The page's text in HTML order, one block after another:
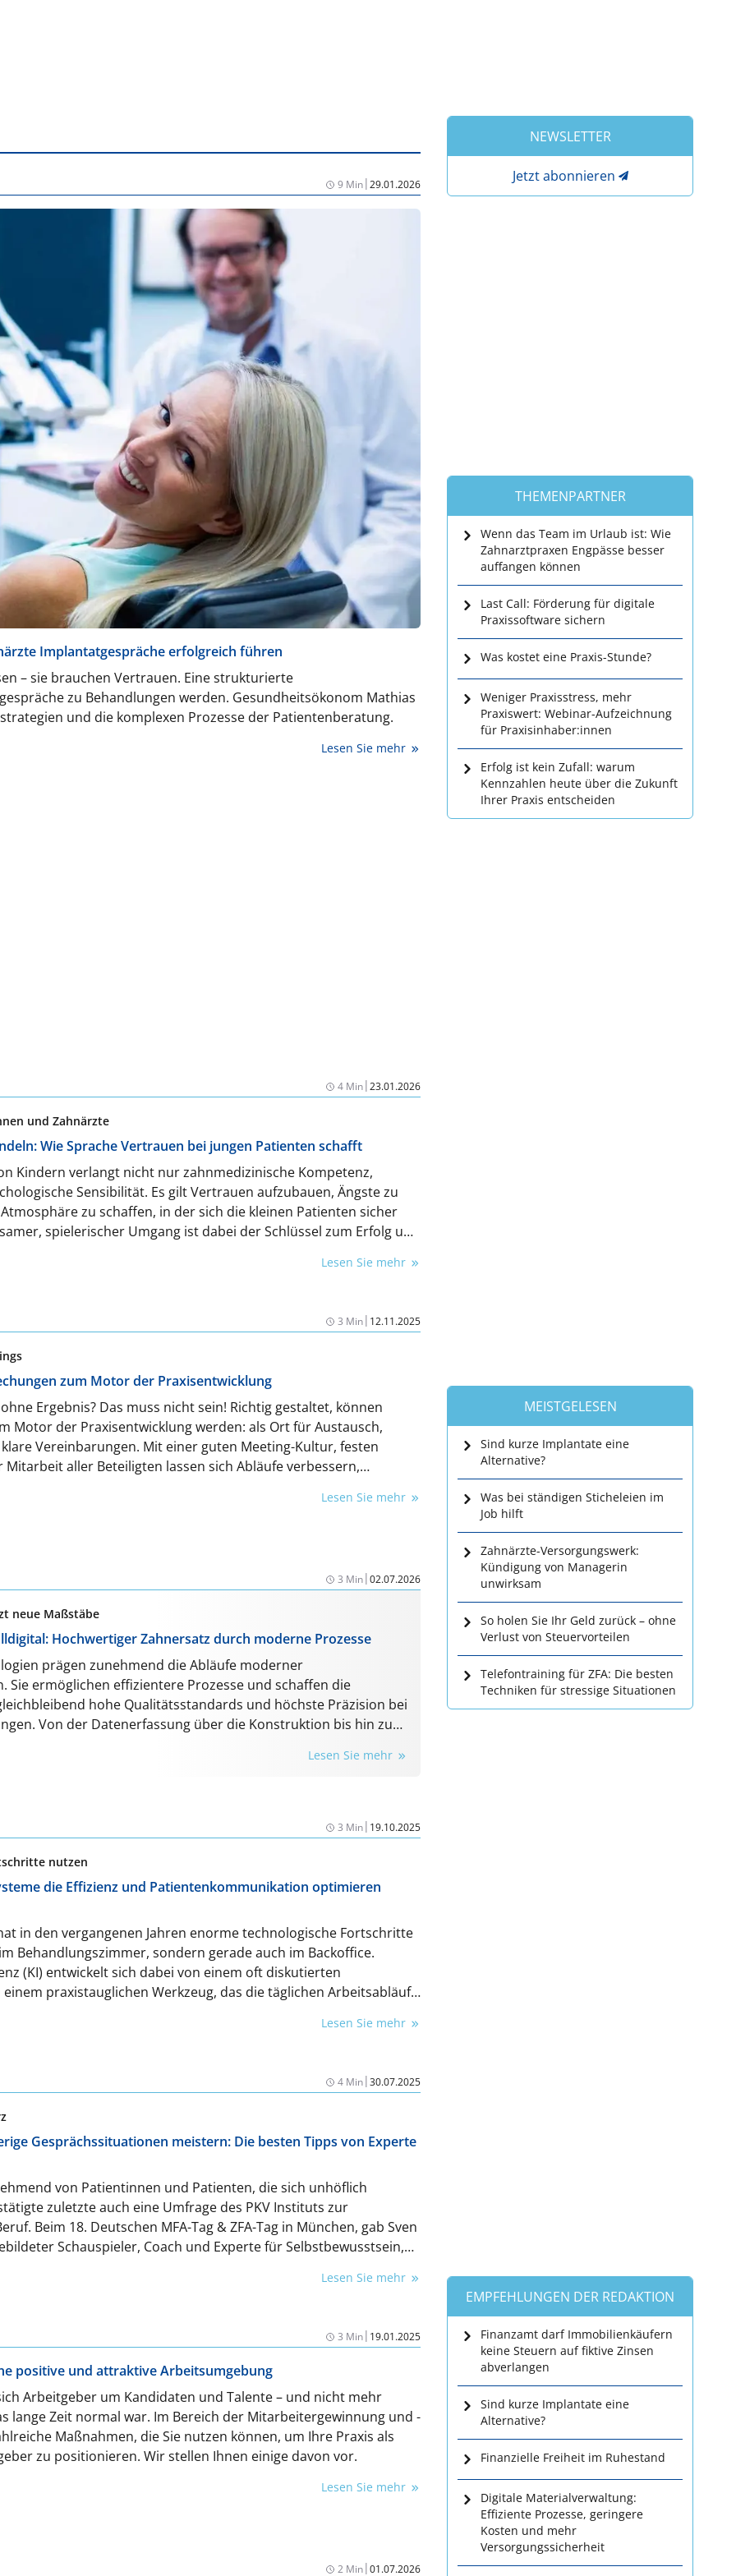
9 Min|29.01.2026
Implantatgespräche erfolgreich führen
– sie brauchen Vertrauen. Eine strukturierte
zu Behandlungen werden. Gesundheitsökonom Mathias
und die komplexen Prozesse der Patientenberatung.
Lesen Sie mehr
4 Min|23.01.2026
und Zahnärzte
Wie Sprache Vertrauen bei jungen Patienten schafft
Kindern verlangt nicht nur zahnmedizinische Kompetenz,
Sensibilität. Es gilt Vertrauen aufzubauen, Ängste zu
zu schaffen, in der sich die kleinen Patienten sicher
spielerischer Umgang ist dabei der Schlüssel zum Erfolg und
Lesen Sie mehr
3 Min| 12.11.2025
zum Motor der Praxisentwicklung
Ergebnis? Das muss nicht sein! Richtig gestaltet, können
Motor der Praxisentwicklung werden: als Ort für Austausch,
Vereinbarungen. Mit einer guten Meeting-Kultur, festen
Mitarbeit aller Beteiligten lassen sich Abläufe verbessern,
Lesen Sie mehr
3 Min|02.07.2026
neue Maßstäbe
Hochwertiger Zahnersatz durch moderne Prozesse
prägen zunehmend die Abläufe moderner
Sie ermöglichen effizientere Prozesse und schaffen die
hohe Qualitätsstandards und höchste Präzision bei
Von der Datenerfassung über die Konstruktion bis hin zur
Partner künftig vollständig digital kommuniziert,
Ökosystem, das präzise, reproduzierbare und skalierbare
und modern umsetzt.
Lesen Sie mehr
3 Min| 19.10.2025
nutzen
die Effizienz und Patienten­kommunikation optimieren
in den vergangenen Jahren enorme technologische Fortschritte
Behandlungszimmer, sondern gerade auch im Backoffice.
(KI) entwickelt sich dabei von einem oft diskutierten
praxistauglichen Werkzeug, das die täglichen Arbeitsabläufe
spürbare Entlastung bringen kann. Doch welche KI-Funktionalitäten
Lesen Sie mehr
4 Min|30.07.2025
Gesprächssituationen meistern: Die besten Tipps von Experte
von Patientinnen und Patienten, die sich unhöflich
zuletzte auch eine Umfrage des PKV Instituts zur
Beim 18. Deutschen MFA-Tag & ZFA-Tag in München, gab Sven
Schauspieler, Coach und Experte für Selbstbewusstsein,
und die eigene Schlagfertigkeit im Praxisalltag trainieren
Lesen Sie mehr
3 Min| 19.01.2025
positive und attraktive Arbeitsumgebung
Arbeitgeber um Kandidaten und Talente – und nicht mehr
lange Zeit normal war. Im Bereich der Mitarbeitergewinnung und -
Maßnahmen, die Sie nutzen können, um Ihre Praxis als
zu positionieren. Wir stellen Ihnen einige davon vor.
Lesen Sie mehr
2 Min|01.07.2026
NEWSLETTER
Jetzt abonnieren
THEMENPARTNER
Wenn das Team im Urlaub ist: Wie
Zahnarztpraxen Engpässe besser
auffangen können
Last Call: Förderung für digitale
Praxissoftware sichern
Was kostet eine Praxis-Stunde?
Weniger Praxisstress, mehr
Praxiswert: Webinar-Aufzeichnung
für Praxisinhaber:innen
Erfolg ist kein Zufall: warum
Kennzahlen heute über die Zukunft
Ihrer Praxis entscheiden
MEISTGELESEN
Sind kurze Implantate eine
Alternative?
Was bei ständigen Sticheleien im
Job hilft
Zahnärzte-Versorgungswerk:
Kündigung von Managerin
unwirksam
So holen Sie Ihr Geld zurück – ohne
Verlust von Steuervorteilen
Telefontraining für ZFA: Die besten
Techniken für stressige Situationen
EMPFEHLUNGEN DER REDAKTION
Finanzamt darf Immobilienkäufern
keine Steuern auf fiktive Zinsen
abverlangen
Sind kurze Implantate eine
Alternative?
Finanzielle Freiheit im Ruhestand
Digitale Materialverwaltung:
Effiziente Prozesse, geringere
Kosten und mehr
Versorgungssicherheit